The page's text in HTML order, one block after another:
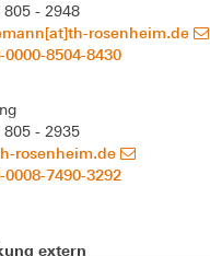
805 - 2948
rosenheim.de
0000-8504-8430
805 - 2935
rosenheim.de
0008-7490-3292
extern